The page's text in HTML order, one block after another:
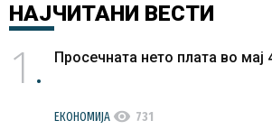
НАЈЧИТАНИ ВЕСТИ
1 Просечната нето плата во мај
ЕКОНОМИЈА visibility 731